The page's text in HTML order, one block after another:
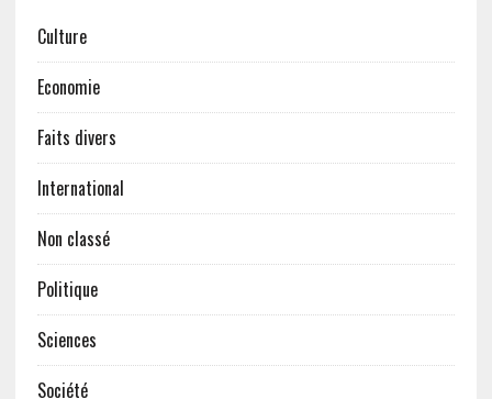
Culture
Economie
Faits divers
International
Non classé
Politique
Sciences
Société